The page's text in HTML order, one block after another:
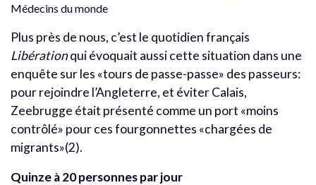
Médecins du monde
Plus près de nous, c’est le quotidien français
Libérationqui évoquait aussi cette situation dans une
enquête sur les «tours de passe-passe» des passeurs:
pour rejoindre l’Angleterre, et éviter Calais,
Zeebrugge était présenté comme un port «moins
contrôlé» pour ces fourgonnettes «chargées de
migrants»(2).
Quinze à 20 personnes par jour